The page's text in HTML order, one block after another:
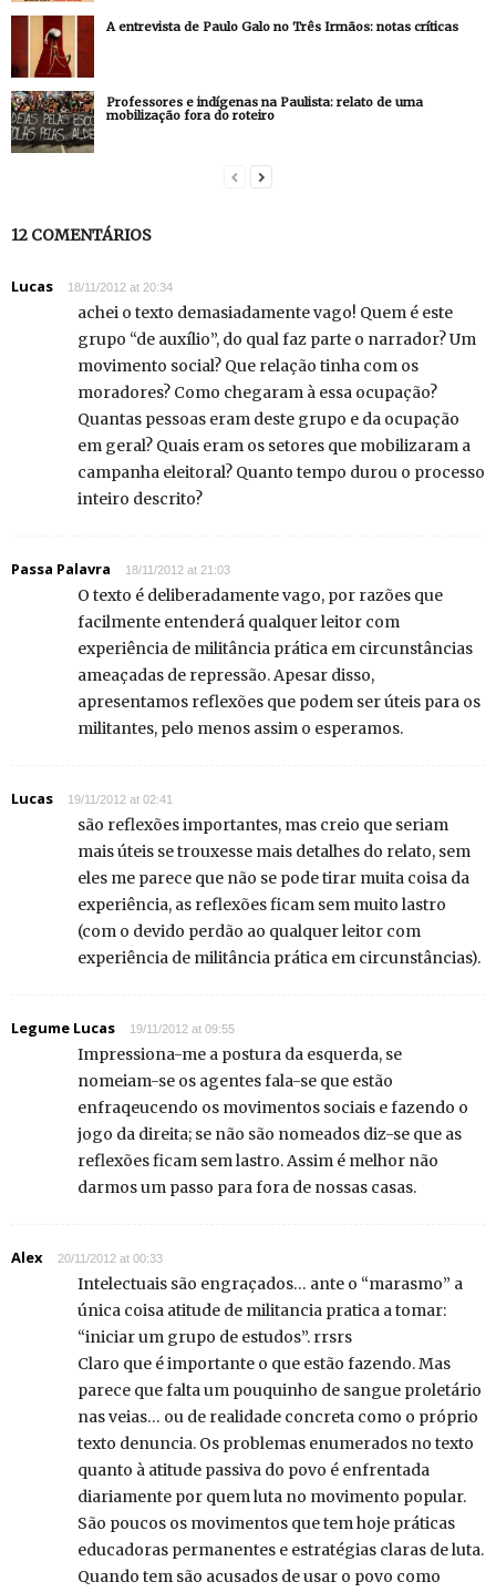
A entrevista de Paulo Galo no Três Irmãos: notas críticas
Professores e indígenas na Paulista: relato de uma
mobilização fora do roteiro
12 COMENTÁRIOS
Lucas 18/11/2012 at 20:34
achei o texto demasiadamente vago! Quem é este
grupo “de auxílio”, do qual faz parte o narrador? Um
movimento social? Que relação tinha com os
moradores? Como chegaram à essa ocupação?
Quantas pessoas eram deste grupo e da ocupação
em geral? Quais eram os setores que mobilizaram a
campanha eleitoral? Quanto tempo durou o processo
inteiro descrito?
Passa Palavra 18/11/2012 at 21:03
O texto é deliberadamente vago, por razões que
facilmente entenderá qualquer leitor com
experiência de militância prática em circunstâncias
ameaçadas de repressão. Apesar disso,
apresentamos reflexões que podem ser úteis para os
militantes, pelo menos assim o esperamos.
Lucas 19/11/2012 at 02:41
são reflexões importantes, mas creio que seriam
mais úteis se trouxesse mais detalhes do relato, sem
eles me parece que não se pode tirar muita coisa da
experiência, as reflexões ficam sem muito lastro
(com o devido perdão ao qualquer leitor com
experiência de militância prática em circunstâncias).
Legume Lucas 19/11/2012 at 09:55
Impressiona-me a postura da esquerda, se
nomeiam-se os agentes fala-se que estão
enfraqeucendo os movimentos sociais e fazendo o
jogo da direita; se não são nomeados diz-se que as
reflexões ficam sem lastro. Assim é melhor não
darmos um passo para fora de nossas casas.
Alex 20/11/2012 at 00:33
Intelectuais são engraçados… ante o “marasmo” a
única coisa atitude de militancia pratica a tomar:
“iniciar um grupo de estudos”. rrsrs
Claro que é importante o que estão fazendo. Mas
parece que falta um pouquinho de sangue proletário
nas veias… ou de realidade concreta como o próprio
texto denuncia. Os problemas enumerados no texto
quanto à atitude passiva do povo é enfrentada
diariamente por quem luta no movimento popular.
São poucos os movimentos que tem hoje práticas
educadoras permanentes e estratégias claras de luta.
Quando tem são acusados de usar o povo como